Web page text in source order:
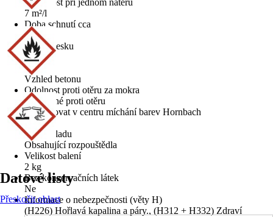
Vydatnost při jednom nátěru
7 m²/l
Doba schnutí cca
8 h
Stupeň lesku
Matná
Vzhled
Vzhled betonu
Odolnost proti otěru za mokra
2 - odolné proti otěru
Lze tónovat v centru míchání barev Hornbach
Ne
Typ základu
Obsahující rozpouštědla
Velikost balení
2 kg
Bez konzervačních látek
Ne
Informace o nebezpečnosti (věty H)
(H226) Hořlavá kapalina a páry., (H312 + H332) Zdraví
Datové listy
Přeskočit oblast